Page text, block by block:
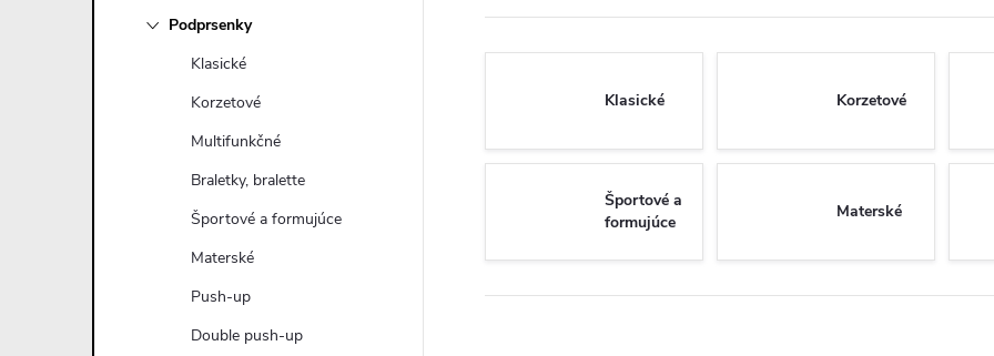
Podprsenky
Klasické
Korzetové
Multifunkčné
Braletky, bralette
Športové a formujúce
Materské
Push-up
Double push-up
Klasické Korzetové
Športové a
formujúce
Materské